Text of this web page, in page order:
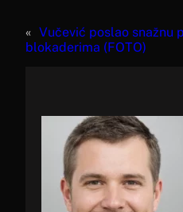
« Vučević poslao snažnu
blokaderima (FOTO)